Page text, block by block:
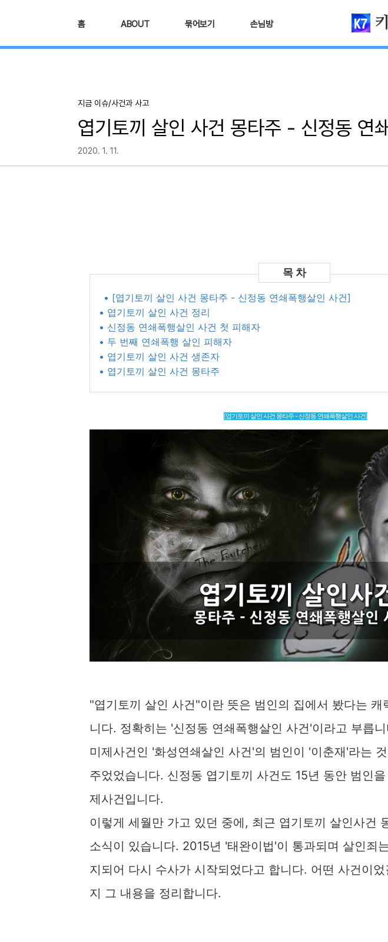
홈 ABOUT 묶어보기 손님방
지금 이슈/사건과 사고
엽기토끼 살인 사건 몽타주 - 신정동 연
2020. 1. 11.
• [엽기토끼 살인 사건 몽타주 - 신정동 연쇄폭행살인 사건]
• 엽기토끼 살인 사건 정리
• 신정동 연쇄폭행살인 사건 첫 피해자
• 두 번째 연쇄폭행 살인 피해자
• 엽기토끼 살인 사건 생존자
• 엽기토끼 살인 사건 몽타주
[엽기토끼 살인 사건 몽타주 - 신정동 연쇄폭행살인 사건]
"엽기토끼 살인 사건"이란 뜻은 범인의 집에서 봤다는 캐
니다. 정확히는 '신정동 연쇄폭행살인 사건'이라고 부릅
미제사건인 '화성연쇄살인 사건'의 범인이 '이춘재'라는
주었었습니다. 신정동 엽기토끼 사건도 15년 동안 범인
제사건입니다.
이렇게 세월만 가고 있던 중에, 최근 엽기토끼 살인사건
소식이 있습니다. 2015년 '태완이법'이 통과되며 살인죄
지되어 다시 수사가 시작되었다고 합니다. 어떤 사건이
지 그 내용을 정리합니다.